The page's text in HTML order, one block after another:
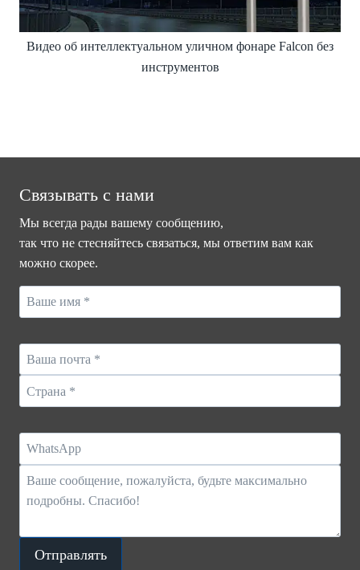
Видео об интеллектуальном уличном фонаре Falcon без
инструментов
Связывать с нами
Мы всегда рады вашему сообщению,
так что не стесняйтесь связаться, мы ответим вам как
можно скорее.
Отправлять